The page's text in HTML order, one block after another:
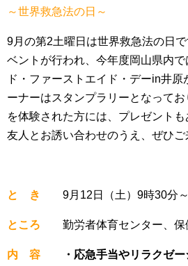
～世界救急法の日～
9月の第2土曜日は世界救急法の日
ベントが行われ、今年度岡山県内
ド・ファーストエイド・デーin井原
ーナーはスタンプラリーとなって
を体験された方には、プレゼント
友人とお誘い合わせのうえ、ぜひご
と き 9月12日（土）9時30分～
ところ 勤労者体育センター、保
内 容 ・応急手当やリラクゼー